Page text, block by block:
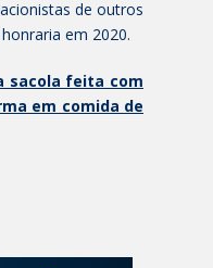
de outros
em 2020.
sacola feita com
em comida de